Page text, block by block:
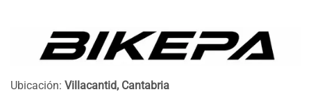
Ubicación: Villacantid, Cantabria